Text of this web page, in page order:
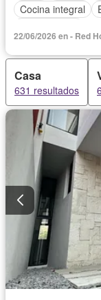
Cocina integral
22/06/2026 en - Red
Casa
631 resultados